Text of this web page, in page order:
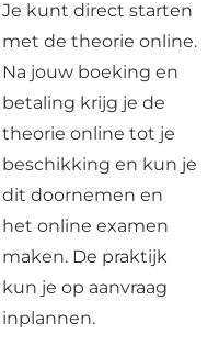
Je kunt direct starten
met de theorie online.
Na jouw boeking en
betaling krijg je de
theorie online tot je
beschikking en kun je
dit doornemen en
het online examen
maken. De praktijk
kun je op aanvraag
inplannen.